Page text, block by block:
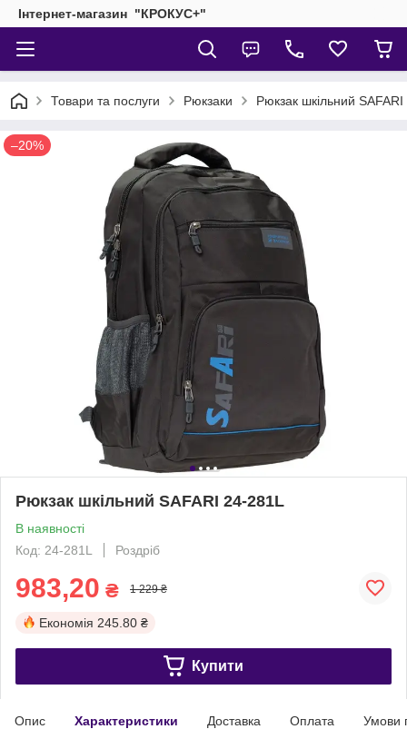
Інтернет-магазин "КРОКУС+"
Товари та послуги Рюкзаки Рюкзак шкільний
–20%
Рюкзак шкільний SAFARI 24-281L
В наявності
Код: 24-281L
Роздріб
983,20 ₴ 1 229 ₴
Економія 245.80 ₴
Купити
Опис Характеристики Доставка Оплата Умови